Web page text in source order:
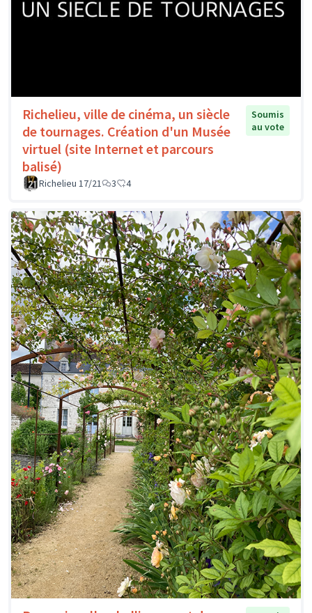
Richelieu, ville de cinéma, un siècle
de tournages. Création d'un Musée
virtuel (site Internet et parcours
balisé)
Soumis
au vote
Richelieu 17/21 3 4